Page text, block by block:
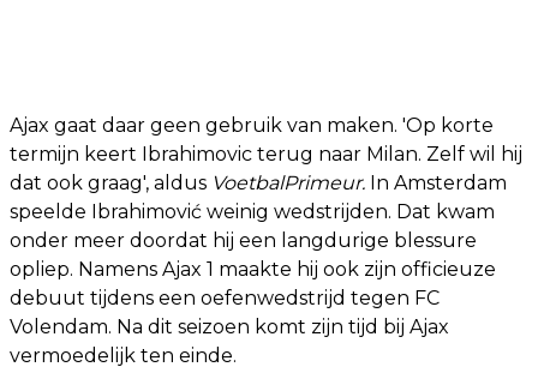
Ajax gaat daar geen gebruik van maken. 'Op korte
termijn keert Ibrahimovic terug naar Milan. Zelf wil hij
dat ook graag', aldus VoetbalPrimeur. In Amsterdam
speelde Ibrahimović weinig wedstrijden. Dat kwam
onder meer doordat hij een langdurige blessure
opliep. Namens Ajax 1 maakte hij ook zijn officieuze
debuut tijdens een oefenwedstrijd tegen FC
Volendam. Na dit seizoen komt zijn tijd bij Ajax
vermoedelijk ten einde.